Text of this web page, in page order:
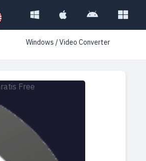
Windows/Video Converter